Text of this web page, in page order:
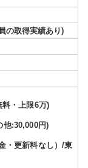
の取得実績あり)
・上限6万)
他:30,000円)
・更新料なし）/東